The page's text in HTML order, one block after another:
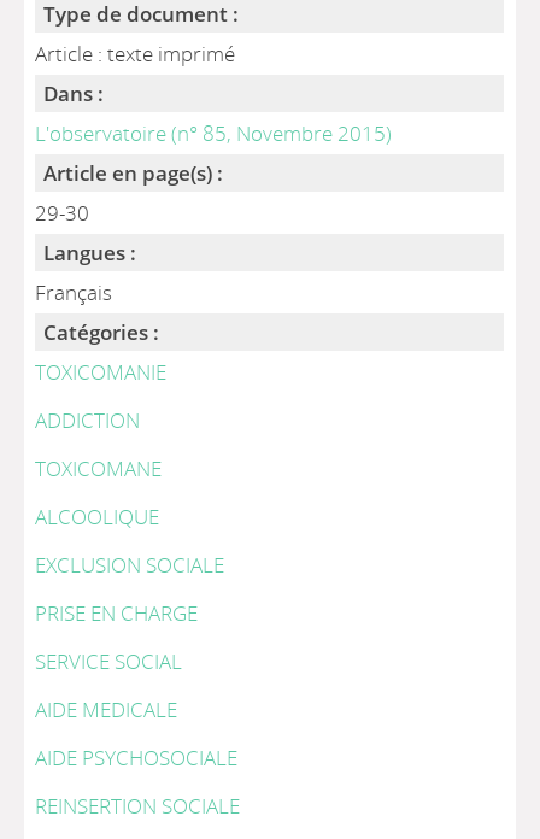
Type de document :
Article : texte imprimé
Dans :
L'observatoire (n° 85, Novembre 2015)
Article en page(s) :
29-30
Langues :
Français
Catégories :
TOXICOMANIE
ADDICTION
TOXICOMANE
ALCOOLIQUE
EXCLUSION SOCIALE
PRISE EN CHARGE
SERVICE SOCIAL
AIDE MEDICALE
AIDE PSYCHOSOCIALE
REINSERTION SOCIALE